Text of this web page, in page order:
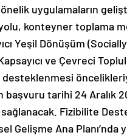
uygulamaların
konteyner toplama
Yeşil Dönüşüm
ve Çevreci
desteklenmesi
başvuru tarihi 24 Aralık
Fizibilite
Gelişme Ana